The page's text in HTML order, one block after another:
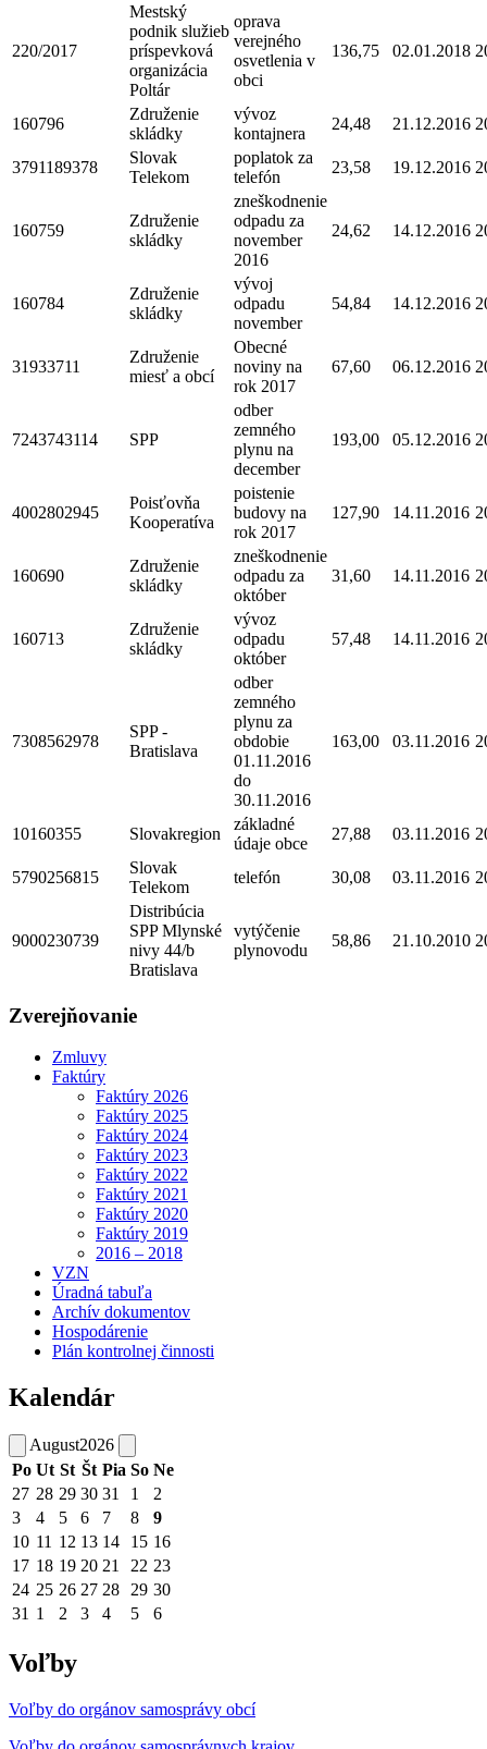
220/2017
Mestský
podnik služieb
príspevková
organizácia
Poltár
oprava
verejného
osvetlenia v
obci
136,75 02.01.2018
160796
Združenie
skládky
vývoz
kontajnera
24,48 21.12.2016
3791189378
Slovak
Telekom
poplatok za
telefón
23,58 19.12.2016
160759
Združenie
skládky
zneškodnenie
odpadu za
november
2016
24,62 14.12.2016
160784
Združenie
skládky
vývoj
odpadu
november
54,84 14.12.2016
31933711
Združenie
miesť a obcí
Obecné
noviny na
rok 2017
67,60 06.12.2016
7243743114 SPP
odber
zemného
plynu na
december
193,00 05.12.2016
4002802945
Poisťovňa
Kooperatíva
poistenie
budovy na
rok 2017
127,90 14.11.2016
160690
Združenie
skládky
zneškodnenie
odpadu za
október
31,60 14.11.2016
160713
Združenie
skládky
vývoz
odpadu
október
57,48 14.11.2016
7308562978
SPP -
Bratislava
odber
zemného
plynu za
obdobie
01.11.2016
do
30.11.2016
163,00 03.11.2016
10160355 Slovakregion
základné
údaje obce
27,88 03.11.2016
5790256815
Slovak
Telekom
telefón 30,08 03.11.2016
9000230739
Distribúcia
SPP Mlynské
nivy 44/b
Bratislava
vytýčenie
plynovodu
58,86 21.10.2010
Zverejňovanie
Zmluvy
Faktúry
Faktúry 2026
Faktúry 2025
Faktúry 2024
Faktúry 2023
Faktúry 2022
Faktúry 2021
Faktúry 2020
Faktúry 2019
2016 – 2018
VZN
Úradná tabuľa
Archív dokumentov
Hospodárenie
Plán kontrolnej činnosti
Kalendár
August2026
Po Ut St Št Pia So Ne
27 28 29 30 31 1
2
3
4 5 6 7 8
9
10 11 12 13 14 15 16
17 18 19 20 21 22 23
24 25 26 27 28 29 30
31 1 2 3 4 5 6
Voľby
Voľby do orgánov samosprávy obcí